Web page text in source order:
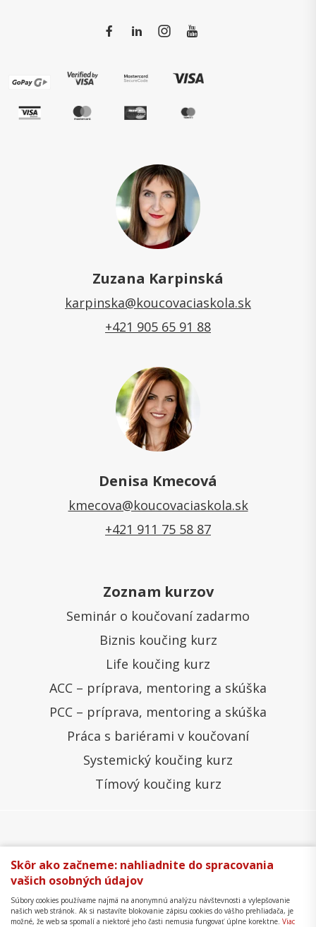
Zuzana Karpinská
karpinska@koucovaciaskola.sk
+421 905 65 91 88
Denisa Kmecová
kmecova@koucovaciaskola.sk
+421 911 75 58 87
Zoznam kurzov
Seminár o koučovaní zadarmo
Biznis koučing kurz
Life koučing kurz
ACC – príprava, mentoring a skúška
PCC – príprava, mentoring a skúška
Práca s bariérami v koučovaní
Systemický koučing kurz
Tímový koučing kurz
Všeobecné obchodné podmienky
Správa cookies
Ochrana osobných údajov
Formulár na odstúpenie
Mapa stránky
Skôr ako začneme: nahliadnite do spracovania
vašich osobných údajov
Súbory cookies používame najmä na anonymnú analýzu návštevnosti a vylepšovanie
našich web stránok. Ak si nastavíte blokovanie zápisu cookies do vášho prehliadača, je
možné, že web sa spomalí a niektoré jeho časti nemusia fungovať úplne korektne. Viac